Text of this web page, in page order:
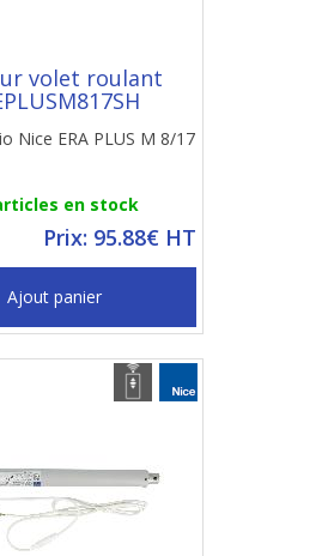
volet roulant
Nice ERA PLUS M 8/17
en stock
Prix: 95.88€ HT
Ajout panier